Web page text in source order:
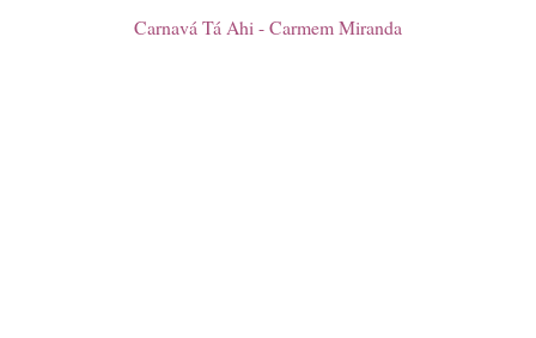
Carnavá Tá Ahi - Carmem Miranda